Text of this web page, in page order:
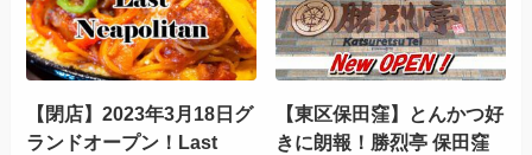
【閉店】2023年3月18日グ
ランドオープン！Last
【東区保田窪】とんかつ好
きに朗報！勝烈亭 保田窪